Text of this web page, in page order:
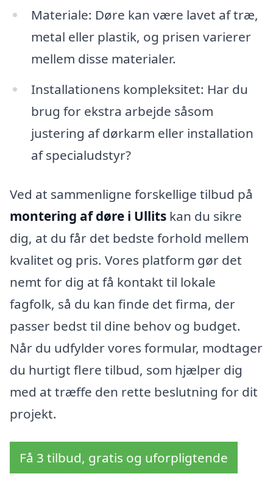
Materiale: Døre kan være lavet af træ,
metal eller plastik, og prisen varierer
mellem disse materialer.
Installationens kompleksitet: Har du
brug for ekstra arbejde såsom
justering af dørkarm eller installation
af specialudstyr?
Ved at sammenligne forskellige tilbud på
montering af døre i Ullits kan du sikre
dig, at du får det bedste forhold mellem
kvalitet og pris. Vores platform gør det
nemt for dig at få kontakt til lokale
fagfolk, så du kan finde det firma, der
passer bedst til dine behov og budget.
Når du udfylder vores formular, modtager
du hurtigt flere tilbud, som hjælper dig
med at træffe den rette beslutning for dit
projekt.
Få 3 tilbud, gratis og uforpligtende